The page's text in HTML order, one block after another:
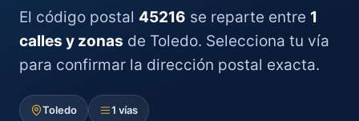
El código postal 45216 se reparte entre 1
calles y zonas de Toledo. Selecciona tu vía
para confirmar la dirección postal exacta.
Toledo 1 vías